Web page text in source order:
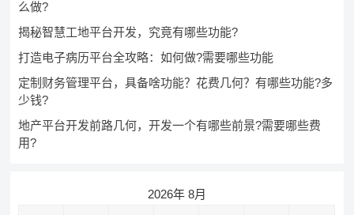
么做?
揭秘智慧工地平台开发，究竟有哪些功能?
打造电子病历平台全攻略：如何做?需要哪些功能
定制财务管理平台，具备啥功能？花费几何？有哪些功能?多
少钱?
地产平台开发前路几何，开发一个有哪些前景?需要哪些费
用?
2026年 8月